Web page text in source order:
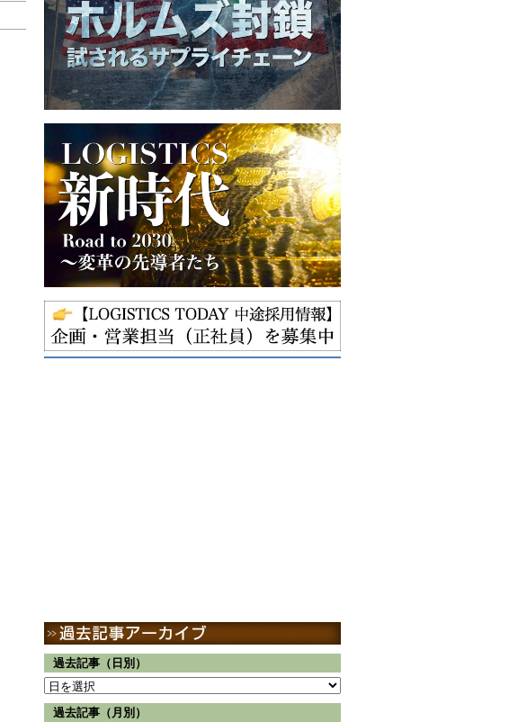
過去記事（日別）
過去記事（月別）